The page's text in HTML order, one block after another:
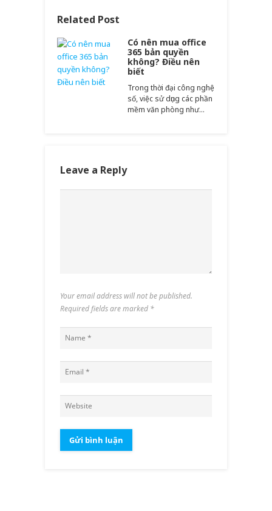
Related Post
Có nên mua office
365 bản quyền
không? Điều nên
biết
Trong thời đại công nghệ
số, việc sử dụng các phần
mềm văn phòng như…
Leave a Reply
Your email address will not be published.
Required fields are marked *